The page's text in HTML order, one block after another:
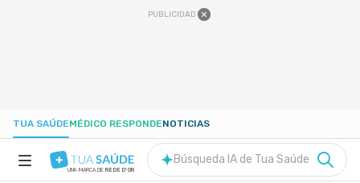
PUBLICIDAD
TUA SAÚDEMÉDICO RESPONDENOTICIAS
UNA MARCA DE REDE D'OR
Búsqueda IA de Tua Saúde